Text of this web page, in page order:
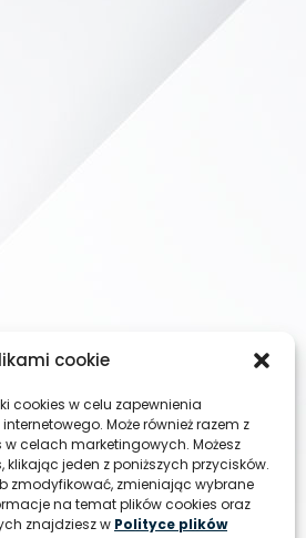
cookie
cookies w celu zapewnienia
Może również razem z
celach marketingowych. Możesz
jeden z poniższych przycisków.
zmodyfikować, zmieniając wybrane
na temat plików cookies oraz
znajdziesz w Polityce plików